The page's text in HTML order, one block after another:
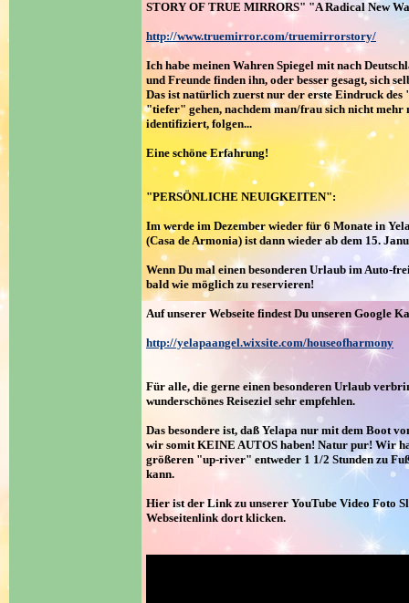
STORY OF TRUE MIRRORS" "A Radical New
http://www.truemirror.com/truemirrorstory/
Ich habe meinen Wahren Spiegel mit nach
und Freunde finden ihn, oder besser gesagt, sich
Das ist natürlich zuerst nur der erste Eindruck des
"tiefer" gehen, nachdem man/frau sich nicht
identifiziert, folgen...
Eine schöne Erfahrung!
"PERSÖNLICHE NEUIGKEITEN":
Im werde im Dezember wieder für 6 Monate in
(Casa de Armonia) ist dann wieder ab dem 15.
Wenn Du mal einen besonderen Urlaub im Auto-
bald wie möglich zu reservieren!
Auf unserer Webseite findest Du unseren Google
http://yelapaangel.wixsite.com/houseofharmony
Für alle, die gerne einen besonderen Urlaub
wunderschönes Reiseziel sehr empfehlen.
Das besondere ist, daß Yelapa nur mit dem Boot
wir somit KEINE AUTOS haben! Natur pur! Wir
größeren "up-river" entweder 1 1/2 Stunden zu
kann.
Hier ist der Link zu unserer YouTube Video Foto
Webseitenlink dort klicken.